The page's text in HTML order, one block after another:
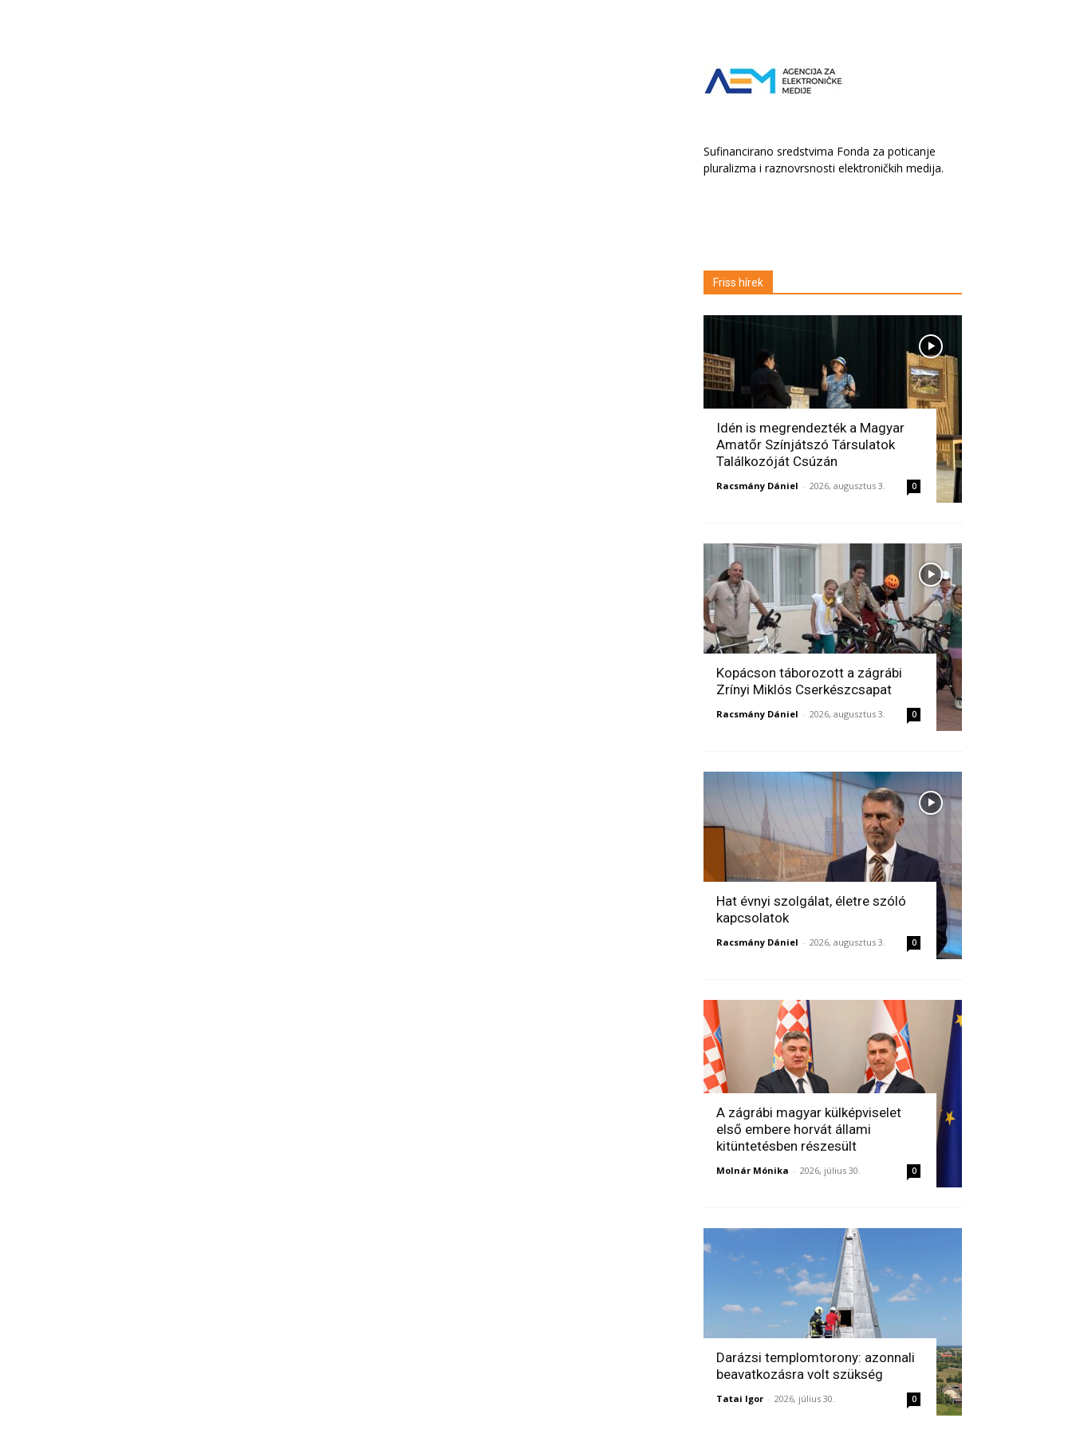
Sufinancirano sredstvima Fonda za poticanje
pluralizma i raznovrsnosti elektroničkih medija.
Friss hírek
Idén is megrendezték a Magyar
Amatőr Színjátszó Társulatok
Találkozóját Csúzán
Racsmány Dániel - 2026, augusztus 3. 0
Kopácson táborozott a zágrábi
Zrínyi Miklós Cserkészcsapat
Racsmány Dániel - 2026, augusztus 3. 0
Hat évnyi szolgálat, életre szóló
kapcsolatok
Racsmány Dániel - 2026, augusztus 3. 0
A zágrábi magyar külképviselet
első embere horvát állami
kitüntetésben részesült
Molnár Mónika - 2026, július 30. 0
Darázsi templomtorony: azonnali
beavatkozásra volt szükség
Tatai Igor - 2026, július 30. 0